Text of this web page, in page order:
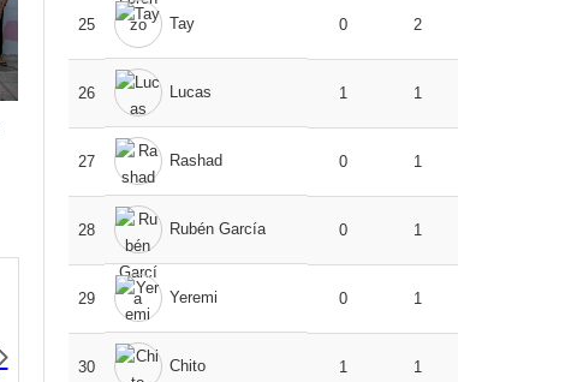
25 Tay 0 2
26 Lucas 1 1
27 Rashad 0 1
28 Rubén García 0 1
29 Yeremi 0 1
30 Chito 1 1